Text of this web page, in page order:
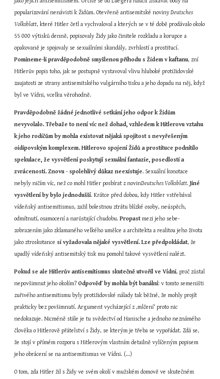
popularizování nenávisti k Židům. Otevřeně antisemitské noviny Deutsches
Volksblatt, které Hitler četl a vychvaloval a kterých se v té době prodávalo okolo
55 000 výtisků denně, popisovaly Židy jako činitele rozkladu a korupce a
Pomineme-li pravděpodobně smyšlenou příhodu s Židem v kaftanu, zní
Hitlerův popis toho, jak se postupně vystavoval vlivu hluboké protižidovské
zaujatosti ze strany antisemitského vulgárního tisku a jeho dopadu na něj, když
byl ve Vídni, vcelku věrohodně.
Pravděpodobně žádné jednotlivé setkání jeho odpor k Židům
nevyvolalo. Třebaže to není víc než dohad, vzhledem k Hitlerovu vztahu
k jeho rodičům by mohla existovat nějaká spojitost s nevyřešeným
oidipovským komplexem. Hitlerovo spojení Židů a prostituce podnítilo
spekulace, že vysvětlení poskytují sexuální fantazie, posedlosti a
zvrácenosti. Znovu - spolehlivý důkaz neexistuje. Sexuální konotace
nebyly ničím víc, než co mohl Hitler posbírat z novinDeutsches Volksblatt. Jiné
vysvětlení by bylo jednodušší. Krátce před dobou, kdy Hitler vstřebával
vídeňský antisemitismus, zažil bolestnou ztrátu blízké osoby, neúspěch,
odmítnutí, osamocení a narůstající chudobu. Propast mezi jeho sebe-
zobrazením jako zklamaného velkého umělce a architekta a realitou jeho života
jako ztroskotance si vyžadovala nějaké vysvětlení. Lze předpokládat, že
upadlý vídeňský antisemitský tisk mu pomohl takové vysvětlení nalézt.
Pokud se ale Hitlerův antisemitismus skutečně utvořil ve Vídni, proč zůstal
nepovšimnut jeho okolím? Odpověď by mohla být banální: v tomto semeništi
zuřivého antisemitismu byly protižidovské nálady tak běžné, že mohly projít
prakticky bez povšimnutí. Argument vycházející z ‚mlčení‘ proto nic
nedokazuje. Nicméně stále je tu svědectví od Hanische a jednoho neznámého
člověka o Hitlerově přátelství s Židy, se kterým je třeba se vypořádat. Zdá se,
že stojí v přímém rozporu s Hitlerovým vlastním detailně vylíčeným popisem
jeho obrácení se na antisemitismus ve Vídni. (...)
O tom, zda Hitler žil s Židy ve svém okolí v mužském domově ve skutečném